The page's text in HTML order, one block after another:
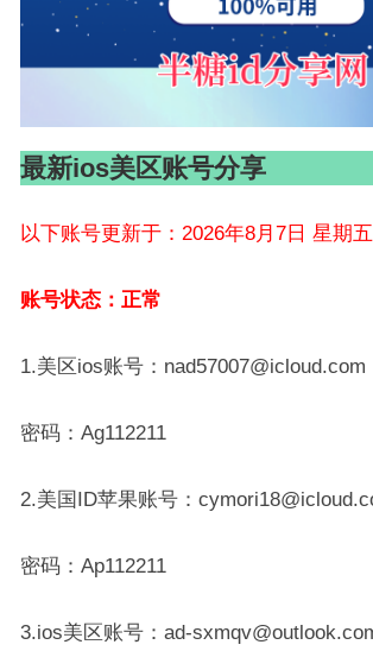
最新ios美区账号分享
以下账号更新于：2026年8月7日 星期五
账号状态：正常
1.美区ios账号：nad57007@icloud.com
密码：Ag112211
2.美国ID苹果账号：
密码：Ap112211
3.ios美区账号：ad-